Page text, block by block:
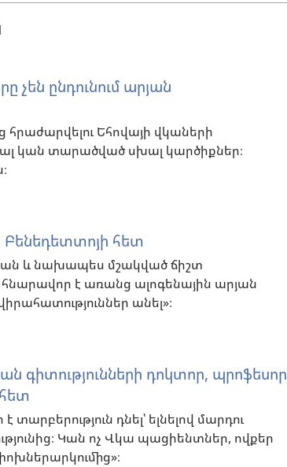
չեն ընդունում արյան
Եհովայի վկաների
կան տարածված սխալ կարծիքներ։
Բենեդետտոյի հետ
և նախապես մշակված ճիշտ
է առանց ալոգենային արյան
անել»։
գիտությունների դոկտոր, պրոֆեսոր
տարբերություն դնել՝ ելնելով մարդու
Կան ոչ Վկա պացիենտներ, ովքեր